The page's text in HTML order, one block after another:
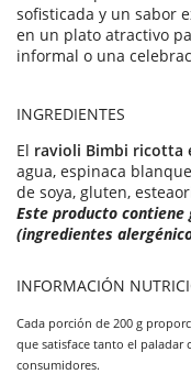
sofisticada y un sabor
en un plato atractivo
informal o una
INGREDIENTES
El ravioli Bimbi ricotta
agua, espinaca
de soya, gluten,
Este producto contiene
(ingredientes
INFORMACIÓN
Cada porción de 200 g
que satisface tanto el paladar
consumidores.